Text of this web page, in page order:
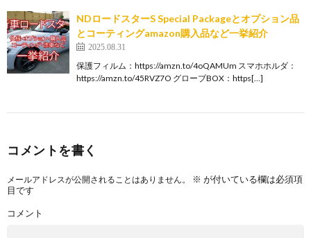
NDロードスターS Special Packageとオプション品
とコーティングamazon購入品など一挙紹介
2025.08.31
保護フィルム：https://amzn.to/4oQAMUm スマホホルダ：
https://amzn.to/45RVZ7O グローブBOX：https[…]
コメントを書く
メールアドレスが公開されることはありません。 ※ が付いている欄は必須項
目です
コメント